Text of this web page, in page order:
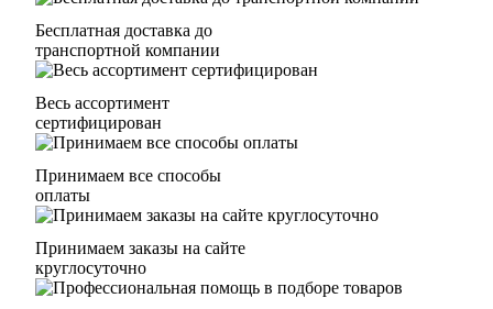
Бесплатная доставка до
транспортной компании
Весь ассортимент
сертифицирован
Принимаем все способы
оплаты
Принимаем заказы на сайте
круглосуточно